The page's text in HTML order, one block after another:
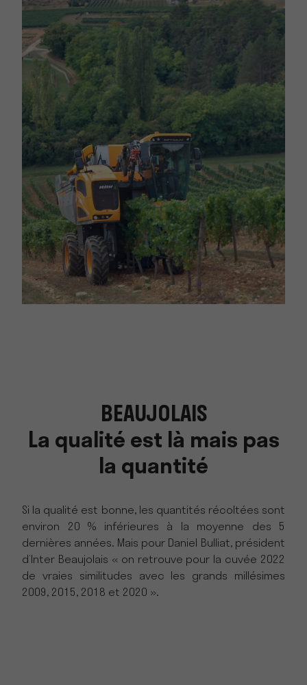
BEAUJOLAIS
La qualité est là mais pas
la quantité
Si la qualité est bonne, les quantités récoltées sont
environ 20 % inférieures à la moyenne des 5
dernières années. Mais pour Daniel Bulliat, président
d’Inter Beaujolais « on retrouve pour la cuvée 2022
de vraies similitudes avec les grands millésimes
2009, 2015, 2018 et 2020 ».